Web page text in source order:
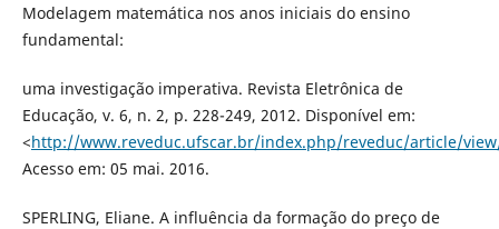
Modelagem matemática nos anos iniciais do ensino
fundamental:
uma investigação imperativa. Revista Eletrônica de
Educação, v. 6, n. 2, p. 228-249, 2012. Disponível em:
<http://www.reveduc.ufscar.br/index.php/reveduc/article/
Acesso em: 05 mai. 2016.
SPERLING, Eliane. A influência da formação do preço de